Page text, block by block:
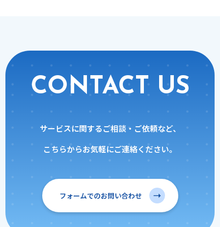
CONTACT US
サービスに関するご相談・ご依頼など、
こちらからお気軽にご連絡ください。
フォームでのお問い合わせ